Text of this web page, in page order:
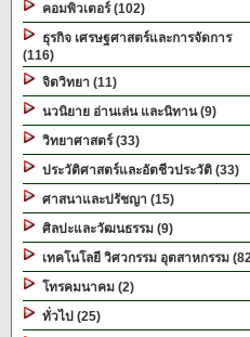
คอมพิวเตอร์ (102)
ธุรกิจ เศรษฐศาสตร์และการจัดการ
(116)
จิตวิทยา (11)
นวนิยาย อ่านเล่น และนิทาน (9)
วิทยาศาสตร์ (33)
ประวัติศาสตร์และอัตชีวประวัติ (33)
ศาสนาและปรัชญา (15)
ศิลปะและวัฒนธรรม (9)
เทคโนโลยี วิศวกรรม อุตสาหกรรม
โทรคมนาคม (2)
ทั่วไป (25)